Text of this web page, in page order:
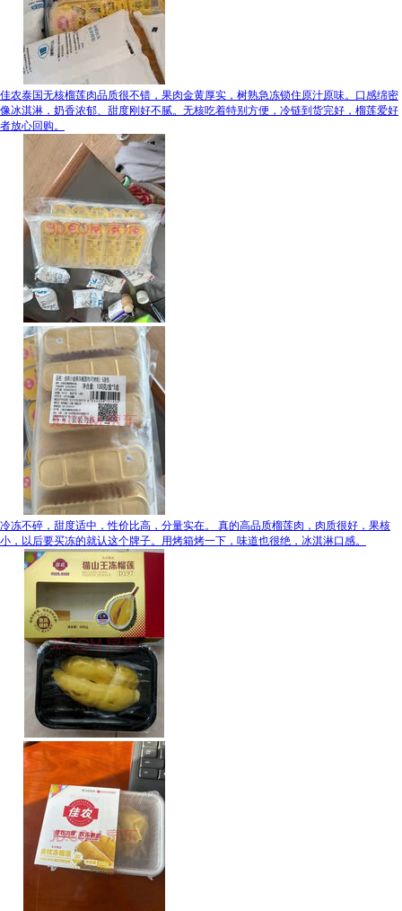
佳农泰国无核榴莲肉品质很不错，果肉金黄厚实，树熟急冻锁住原汁原味。口感绵密
像冰淇淋，奶香浓郁、甜度刚好不腻。无核吃着特别方便，冷链到货完好，榴莲爱好
者放心回购。
冷冻不碎，甜度适中，性价比高，分量实在。 真的高品质榴莲肉，肉质很好，果核
小，以后要买冻的就认这个牌子。用烤箱烤一下，味道也很绝，冰淇淋口感。